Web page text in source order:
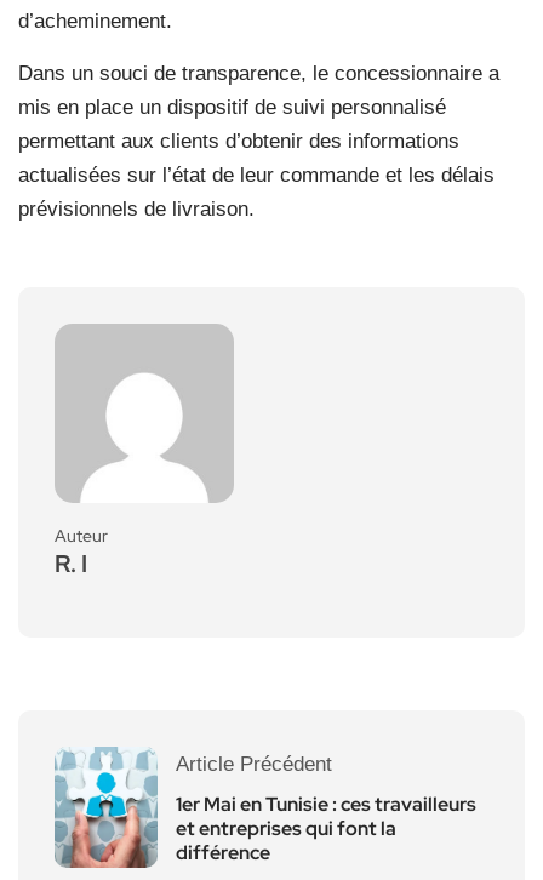
d’acheminement.
Dans un souci de transparence, le concessionnaire a
mis en place un dispositif de suivi personnalisé
permettant aux clients d’obtenir des informations
actualisées sur l’état de leur commande et les délais
prévisionnels de livraison.
Auteur
R. I
Article Précédent
1er Mai en Tunisie : ces travailleurs
et entreprises qui font la
différence